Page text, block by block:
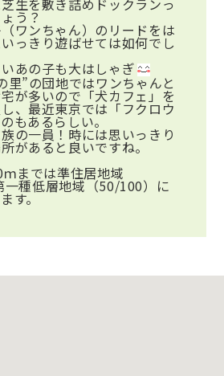
う？
ワンちゃん）のリードをは
っきり遊ばせては如何でし
あの子も大はしゃぎ
里”の団地ではワンちゃんと
が多いので「犬カフェ」を
、最近東京では「フクロウ
もあるらしい。
の一員！時には思いっきり
があると良いですね。
までは準住居地域
種低層地域（50/100）に
す。